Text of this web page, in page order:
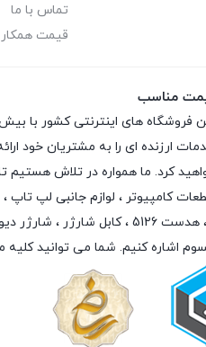
تماس با ما
قیمت همکار
مناسب
فروشگاه های اینترنتی کشور با
خدمات ارزنده ای را به مشتریان
کرد. ما همواره در تلاش
کامپیوتر ، لوازم جانبی لپ تاپ ،
کابل شارژر ، شارژر
اشاره کنیم. شما می توانید